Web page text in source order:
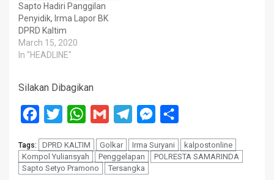
Sapto Hadiri Panggilan
Penyidik, Irma Lapor BK
DPRD Kaltim
March 15, 2020
In "HEADLINE"
Silakan Dibagikan
Facebook
Twitter WhatsApp
Gmail TelegramMessenger
Tags: DPRD KALTIM Golkar Irma Suryani
kalpostonline
Kompol Yuliansyah
Penggelapan
POLRESTA SAMARINDA
Sapto Setyo Pramono
Tersangka